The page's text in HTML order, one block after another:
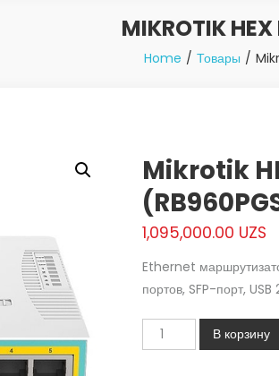
MIKROTIK
Home Товары
Mikrotik
1,095,000.00 UZS
Ethernet
портов, SFP-порт,
Количество
Mikrotik
В корзину